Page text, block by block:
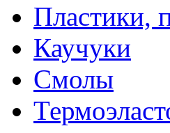
Пластики,
Каучуки
Смолы